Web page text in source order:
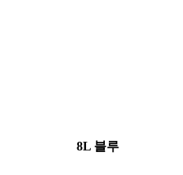
8L 블루